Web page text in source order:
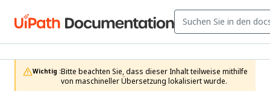
Wichtig :Bitte beachten Sie, dass dieser Inhalt teilweise mithilfe
von maschineller Übersetzung lokalisiert wurde.